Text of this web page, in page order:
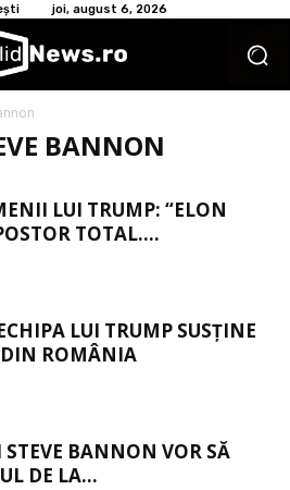
joi, august 6, 2026
BANNON
LUI TRUMP: “ELON
TOTAL....
LUI TRUMP SUSȚINE
DIN ROMÂNIA
BANNON VOR SĂ
DE LA...